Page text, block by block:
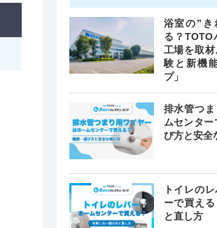
浴室の”き
る？TOTO
工場を取
験と新機
プ」
排水管つ
ムセンタ
び方と安全
トイレの
ーで買え
と直し方